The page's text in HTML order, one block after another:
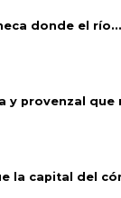
donde el río...
y provenzal que
la capital del